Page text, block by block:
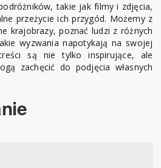
takie jak filmy i zdjęcia,
przeżycie ich przygód. Możemy z
krajobrazy, poznać ludzi z różnych
wyzwania napotykają na swojej
są nie tylko inspirujące, ale
zachęcić do podjęcia własnych